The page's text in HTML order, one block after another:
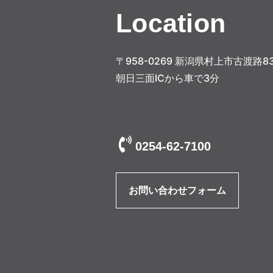
ゲ
ー
シ
Location
〒958-0269 新潟県村上市古渡路
朝日三面ICから車で3分
0254-62-7100
お問い合わせフォーム